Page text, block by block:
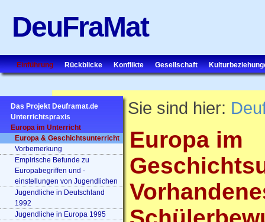
DeuFraMat
Einführung Rückblicke Konflikte Gesellschaft
Das Projekt Deuframat.de
Unterrichtspraxis
Europa im Unterricht
Europa & Geschichtsunterricht
Vorbemerkung
Empirische Befunde zu
Europabegriffen und -
einstellungen von Jugendlichen
Jugendliche in Deutschland
1992
Jugendliche in Europa 1995
Sie sind hier:
Europa im